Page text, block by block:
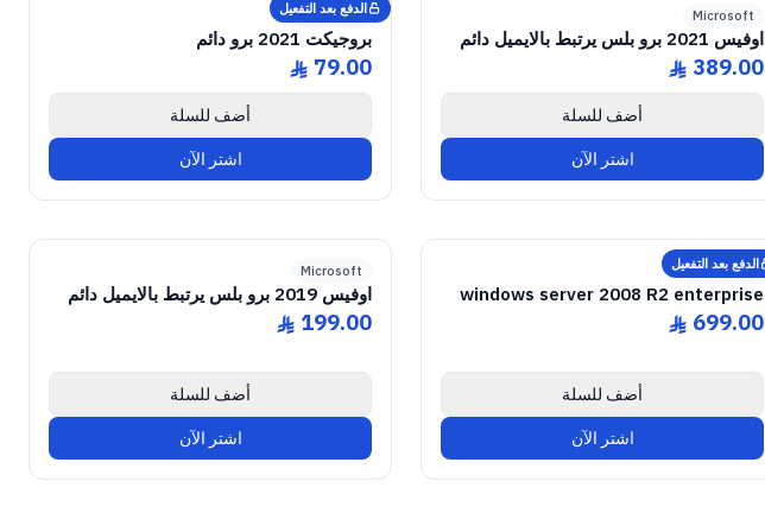
Microsoft
اوفيس 2021 برو بلس يرتبط بالايميل دائم
ê 389.00
أضف للسلة
اشتر الآن
الدفع بعد التفعيل
Microsoft
بروجيكت 2021 برو دائم
ê 79.00
أضف للسلة
اشتر الآن
الدفع بعد التفعيل
GENUINE SOFTWARE LICENSE
Windows Server
2008 Enterprise R2
Windows • 1 Device • Lifetime
Microsoft
windows server 2008 R2 enterprise
ê 699.00
أضف للسلة
اشتر الآن
GENUINE SOFTWARE LICENSE
Office
2019 Pro Plus
Microsoft
اوفيس 2019 برو بلس يرتبط بالايميل دائم
ê 199.00
أضف للسلة
اشتر الآن